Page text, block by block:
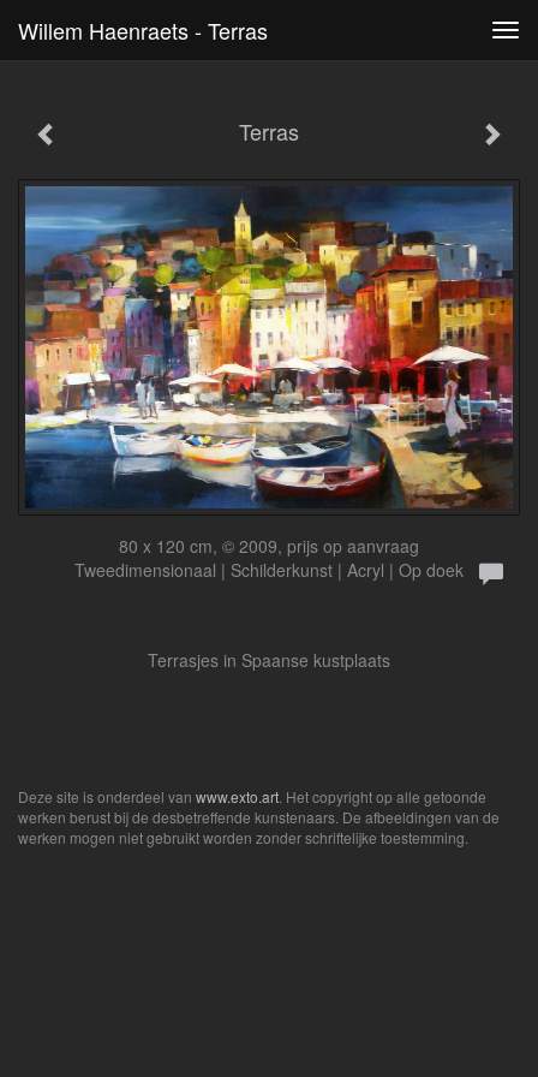
Willem Haenraets - Terras
Terras
80 x 120 cm, © 2009, prijs op aanvraag
Tweedimensionaal | Schilderkunst | Acryl | Op doek
Terrasjes in Spaanse kustplaats
Deze site is onderdeel van www.exto.art . Het copyright op alle getoonde
werken berust bij de desbetreffende kunstenaars. De afbeeldingen van de
werken mogen niet gebruikt worden zonder schriftelijke toestemming.